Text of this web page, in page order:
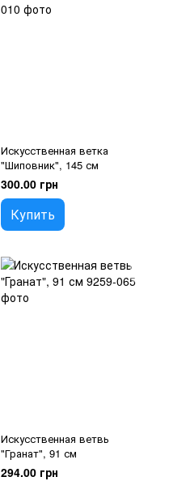
Искусственная ветка
"Шиповник", 145 см
300.00 грн
Купить
Искусственная ветвь
"Гранат", 91 см
294.00 грн